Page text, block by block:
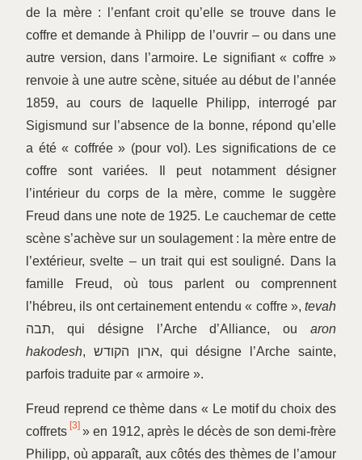
de la mère : l’enfant croit qu’elle se trouve dans le
coffre et demande à Philipp de l’ouvrir – ou dans une
autre version, dans l’armoire. Le signifiant « coffre »
renvoie à une autre scène, située au début de l’année
1859, au cours de laquelle Philipp, interrogé par
Sigismund sur l’absence de la bonne, répond qu’elle
a été « coffrée » (pour vol). Les significations de ce
coffre sont variées. Il peut notamment désigner
l’intérieur du corps de la mère, comme le suggère
Freud dans une note de 1925. Le cauchemar de cette
scène s’achève sur un soulagement : la mère entre de
l’extérieur, svelte – un trait qui est souligné. Dans la
famille Freud, où tous parlent ou comprennent
l’hébreu, ils ont certainement entendu « coffre », tevah
תבה, qui désigne l’Arche d’Alliance, ou aron
hakodesh, ארון הקודש, qui désigne l’Arche sainte,
parfois traduite par « armoire ».
Freud reprend ce thème dans « Le motif du choix des
coffrets [3] » en 1912, après le décès de son demi-frère
Philipp, où apparaît, aux côtés des thèmes de l’amour